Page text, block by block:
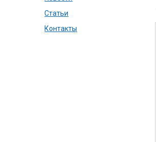
Статьи
Контакты